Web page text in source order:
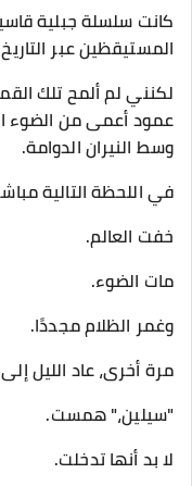
كانت سلسلة جبلية
المستيقظين عبر
لكنني لم ألمح تلك
عمود أعمى من الضوء
وسط النيران الدوامة.
في اللحظة التالية
خفت العالم.
مات الضوء.
وغمر الظلام مجددًا.
مرة أخرى، عاد الليل
"سيلين،" همست.
لا بد أنها تدخلت.